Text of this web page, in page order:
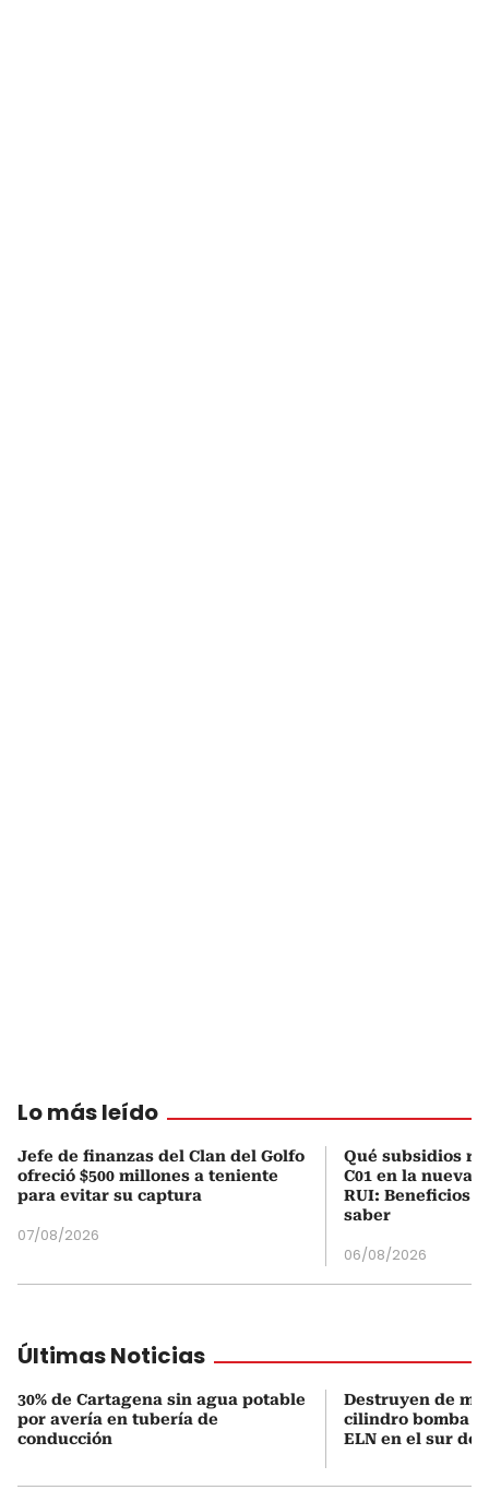
Lo más leído
Jefe de finanzas del Clan del Golfo
ofreció $500 millones a teniente
para evitar su captura
07/08/2026
Qué subsidios
C01 en la nueva
RUI: Beneficios
saber
06/08/2026
Últimas Noticias
30% de Cartagena sin agua potable
por avería en tubería de
conducción
Destruyen de
cilindro bomba
ELN en el sur de